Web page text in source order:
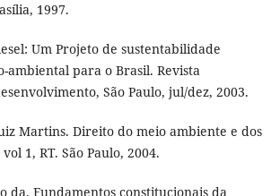
1997.
Um Projeto de sustentabilidade
ambiental para o Brasil. Revista
São Paulo, jul/dez, 2003.
Martins. Direito do meio ambiente e dos
1, RT. São Paulo, 2004.
da. Fundamentos constitucionais da